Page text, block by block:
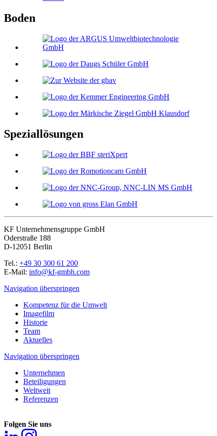
Boden
Speziallösungen
KF Unternehmensgruppe GmbH
Oderstraße 188
D-12051 Berlin
Tel.: +49 30 300 61 200
E-Mail: info@kf-gmbh.com
Navigation überspringen
Kompetenz für die Umwelt
Imagefilm
Historie
Team
Aktuelles
Navigation überspringen
Unternehmen
Beteiligungen
Weltweit
Referenzen
Folgen Sie uns